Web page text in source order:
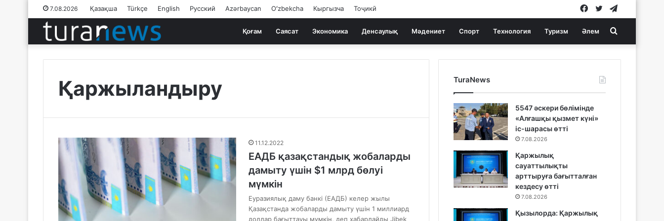
7.08.2026 Қазақша Türkçe English Русский Azərbaycan Oʻzbekcha Кыргызча Тоҷикӣ Twitter
Facebook
Қоғам Саясат Экономика Денсаулық Мәдениет Спорт Технология Туризм Әлем Search
for
Қаржыландыру
11.12.2022
ЕАДБ қазақстандық жобаларды
дамыту үшін $1 млрд бөлуі
мүмкін
Еуразиялық даму банкі (ЕАДБ) келер жылы
Қазақстанда жобаларды дамыту үшін 1 миллиард
доллар бағыттауы мүмкін, деп хабарлайды Jibek
TuraNews
5547 әскери бөлімінде
«Алғашқы қызмет күні»
іс-шарасы өтті
7.08.2026
Қаржылық
сауаттылықты
арттыруға бағытталған
кездесу өтті
7.08.2026
Қызылорда: Қаржылық